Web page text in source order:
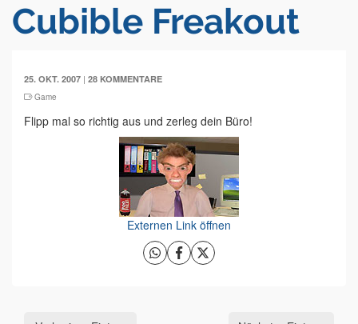
Cubible Freakout
25. OKT. 2007 | 28 KOMMENTARE
Game
Flipp mal so richtig aus und zerleg dein Büro!
Externen Link öffnen